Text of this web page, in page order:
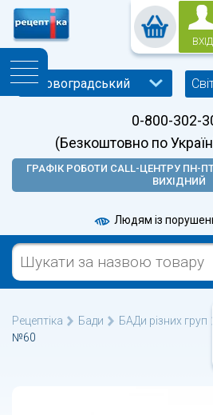
ВХІД
0-800-302-
(Безкоштовно по
ГРАФІК РОБОТИ CALL-ЦЕНТРУ ПН-
ВИХІДНИЙ
Людям із
Рецептіка Бади БАДи різних груп
№60